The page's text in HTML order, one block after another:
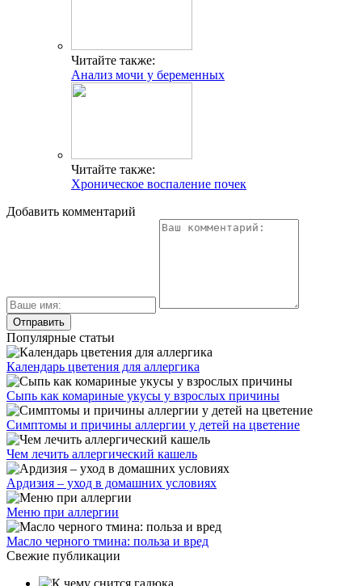
Читайте также:
Анализ мочи у беременных
Читайте также:
Хроническое воспаление почек
Добавить комментарий
Популярные статьи
Календарь цветения для аллергика
Сыпь как комариные укусы у взрослых причины
Симптомы и причины аллергии у детей на цветение
Чем лечить аллергический кашель
Ардизия – уход в домашних условиях
Меню при аллергии
Масло черного тмина: польза и вред
Свежие публикации